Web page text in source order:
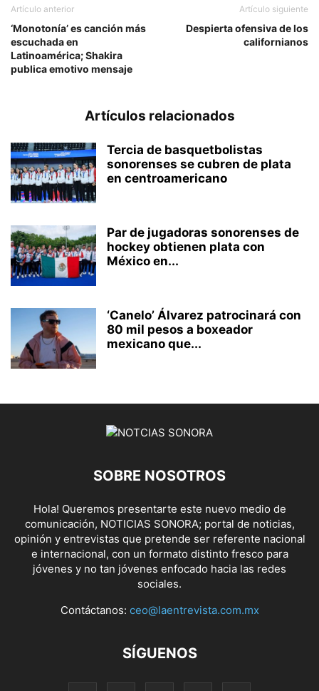
Artículo anterior
‘Monotonía’ es canción más
escuchada en
Latinoamérica; Shakira
publica emotivo mensaje
Artículo siguiente
Despierta ofensiva de los
californianos
Artículos relacionados
Tercia de basquetbolistas
sonorenses se cubren de plata
en centroamericano
Par de jugadoras sonorenses de
hockey obtienen plata con
México en...
‘Canelo’ Álvarez patrocinará con
80 mil pesos a boxeador
mexicano que...
SOBRE NOSOTROS
Hola! Queremos presentarte este nuevo medio de
comunicación, NOTICIAS SONORA; portal de noticias,
opinión y entrevistas que pretende ser referente nacional
e internacional, con un formato distinto fresco para
jóvenes y no tan jóvenes enfocado hacia las redes
sociales.
Contáctanos: ceo@laentrevista.com.mx
SÍGUENOS